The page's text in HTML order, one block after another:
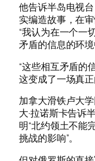
他告诉半岛电视
实编造故事，在
“我认为在一个一
矛盾的信息的环
“这些相互矛盾的
这变成了一场真正
加拿大滑铁卢大
大·拉诺斯卡告诉
明“北约领土不能
挑战的影响”。